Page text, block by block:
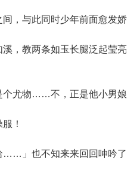
，与此同时少年前面愈发娇
，教两条如玉长腿泛起莹亮
尤物……不，正是他小男娘
！
也不知来来回回呻吟了